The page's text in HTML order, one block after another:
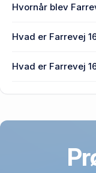
Hvornår blev
160, 8472 Sporup.
Hvad er Farrevej
Sporup senest
Hvad er Farrevej